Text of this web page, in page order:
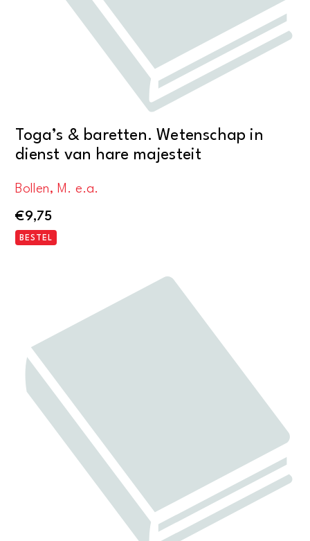
Toga’s & baretten. Wetenschap in
dienst van hare majesteit
Bollen, M. e.a.
€9,75
BESTEL